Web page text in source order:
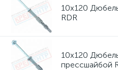
10х120
RDR
10х120
прессшайбой